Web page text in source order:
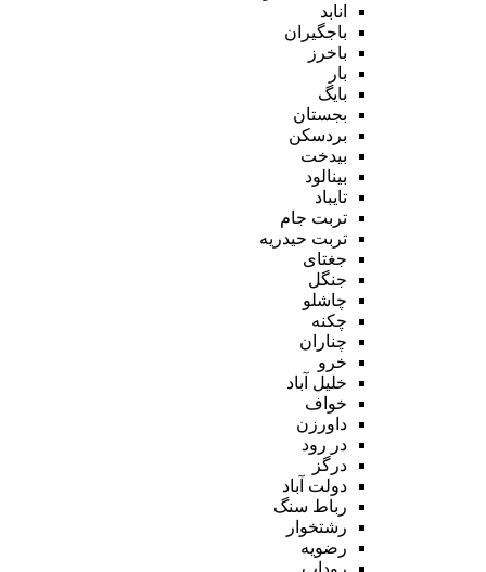
انابد
باجگیران
باخرز
بار
بایگ
بجستان
بردسکن
بیدخت
بینالود
تایباد
تربت جام
تربت حیدریه
جغتای
جنگل
چاشلو
چکنه
چناران
خرو
خلیل آباد
خواف
داورزن
در رود
درگز
دولت آباد
رباط سنگ
رشتخوار
رضویه
روداب